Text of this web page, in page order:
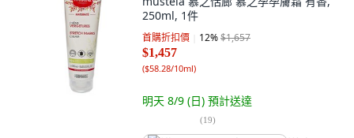
250ml, 1件
首購折扣價 12%$1,657
$1,457
($58.28/10ml)
明天 8/9 (日) 預計送達
(19)